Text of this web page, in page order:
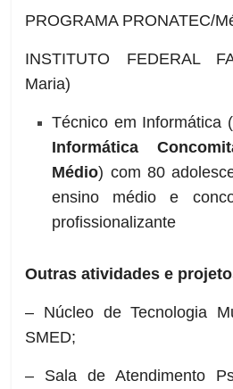
PROGRAMA PRONATEC/
INSTITUTO FEDERAL
Maria)
Técnico em Informática (
Informática
Médio) com 80
ensino médio e
profissionalizante
Outras atividades e
– Núcleo de Tecnologia
SMED;
– Sala de Atendimento